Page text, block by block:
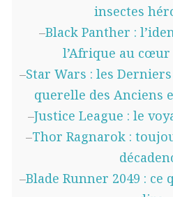
insectes
–Black Panther :
l’Afrique au cœur
–Star Wars : les
querelle des Anciens
–Justice League : le
–Thor Ragnarok :
–Blade Runner 2049 : ce